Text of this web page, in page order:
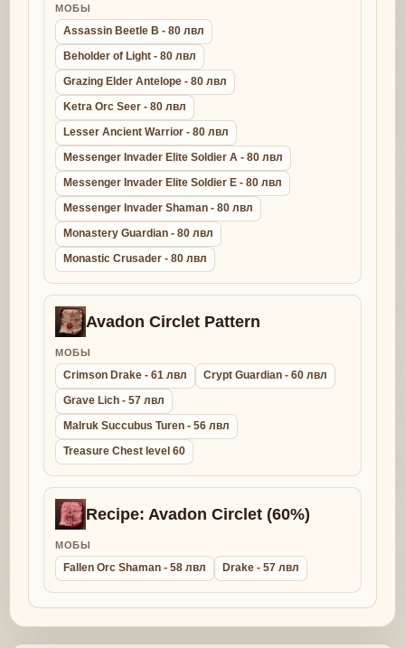
МОБЫ
Assassin Beetle B - 80 лвл
Beholder of Light - 80 лвл
Grazing Elder Antelope - 80 лвл
Ketra Orc Seer - 80 лвл
Lesser Ancient Warrior - 80 лвл
Messenger Invader Elite Soldier A - 80 лвл
Messenger Invader Elite Soldier E - 80 лвл
Messenger Invader Shaman - 80 лвл
Monastery Guardian - 80 лвл
Monastic Crusader - 80 лвл
Avadon Circlet Pattern
МОБЫ
Crimson Drake - 61 лвл
Crypt Guardian - 60 лвл
Grave Lich - 57 лвл
Malruk Succubus Turen - 56 лвл
Treasure Chest level 60
Recipe: Avadon Circlet (60%)
МОБЫ
Fallen Orc Shaman - 58 лвл Drake - 57 лвл